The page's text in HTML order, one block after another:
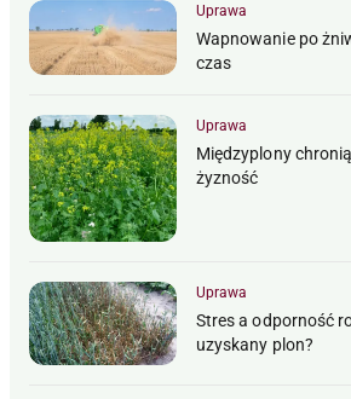
Uprawa
Wapnowanie po
czas
Uprawa
Międzyplony
żyzność
Uprawa
Stres a odporność
uzyskany plon?